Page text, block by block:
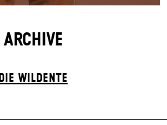
ARCHIVE
DIE WILDENTE